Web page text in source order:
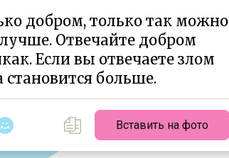
добром, только так можно
Отвечайте добром
Если вы отвечаете злом
становится больше.
Вставить на фото